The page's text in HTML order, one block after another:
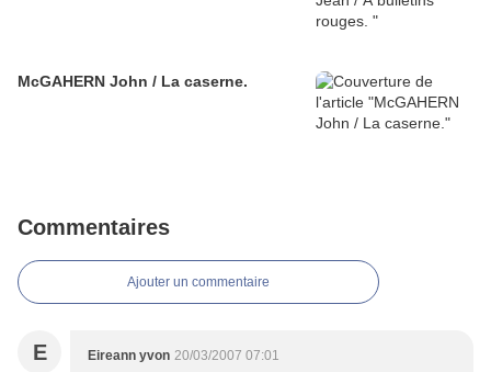
McGAHERN John / La caserne.
Commentaires
Ajouter un commentaire
E Eireann yvon 20/03/2007 07:01